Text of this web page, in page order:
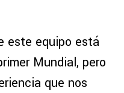
este equipo está
Mundial, pero
que nos